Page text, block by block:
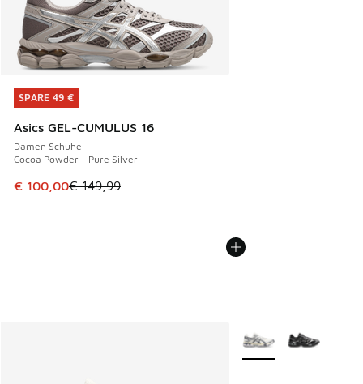
SPARE 49 €
Asics GEL-CUMULUS 16
Damen Schuhe
Cocoa Powder - Pure Silver
Dieser Artikel ist im Sale. Der Preis ist von € 149,99 auf €
€ 100,00€ 149,99
SPARE 49 €
Weitere Farben